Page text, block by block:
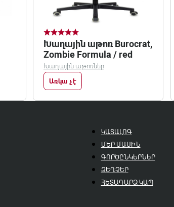
Խաղային աթոռ Burocrat,
Zombie Formula / red
Խաղային աթոռներ
Առկա չէ
ԿԱՏԱԼՈԳ
ՄԵՐ ՄԱՍԻՆ
ԳՈՐԾԸՆԿԵՐՆԵՐ
ԶԵՂՉԵՐ
ՀԵՏԱԴԱՐՁ ԿԱՊ